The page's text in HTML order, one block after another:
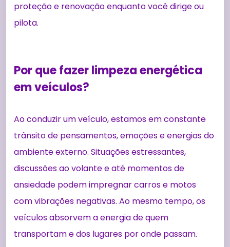
proteção e renovação enquanto você dirige ou
pilota.
Por que fazer limpeza energética
em veículos?
Ao conduzir um veículo, estamos em constante
trânsito de pensamentos, emoções e energias do
ambiente externo. Situações estressantes,
discussões ao volante e até momentos de
ansiedade podem impregnar carros e motos
com vibrações negativas. Ao mesmo tempo, os
veículos absorvem a energia de quem
transportam e dos lugares por onde passam.